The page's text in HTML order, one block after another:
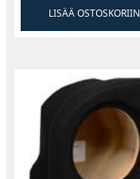
LISÄÄ OSTOSKORIIN